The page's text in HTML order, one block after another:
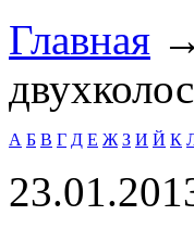
Главная
А Б В Г Д Е Ж З И Й К